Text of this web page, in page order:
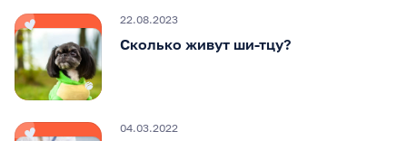
22.08.2023
Сколько живут ши-тцу?
04.03.2022